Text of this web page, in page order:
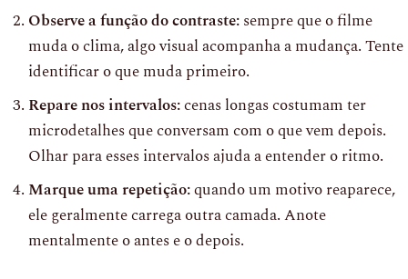
Observe a função do contraste:sempre que o filme
muda o clima, algo visual acompanha a mudança. Tente
identificar o que muda primeiro.
Repare nos intervalos:cenas longas costumam ter
microdetalhes que conversam com o que vem depois.
Olhar para esses intervalos ajuda a entender o ritmo.
Marque uma repetição:quando um motivo reaparece,
ele geralmente carrega outra camada. Anote
mentalmente o antes e o depois.